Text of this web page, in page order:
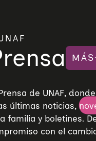
MÁS
de UNAF,
últimas noticias,
familia y boletines.
con el